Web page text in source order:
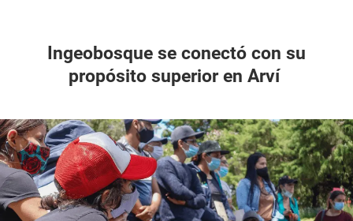
Ingeobosque se conectó con su
propósito superior en Arví